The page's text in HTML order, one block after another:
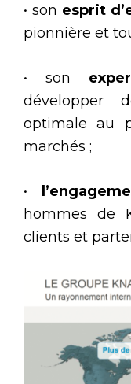
• son esprit
pionnière et
• son
développer
optimale au
marchés ;
•
hommes de
clients et